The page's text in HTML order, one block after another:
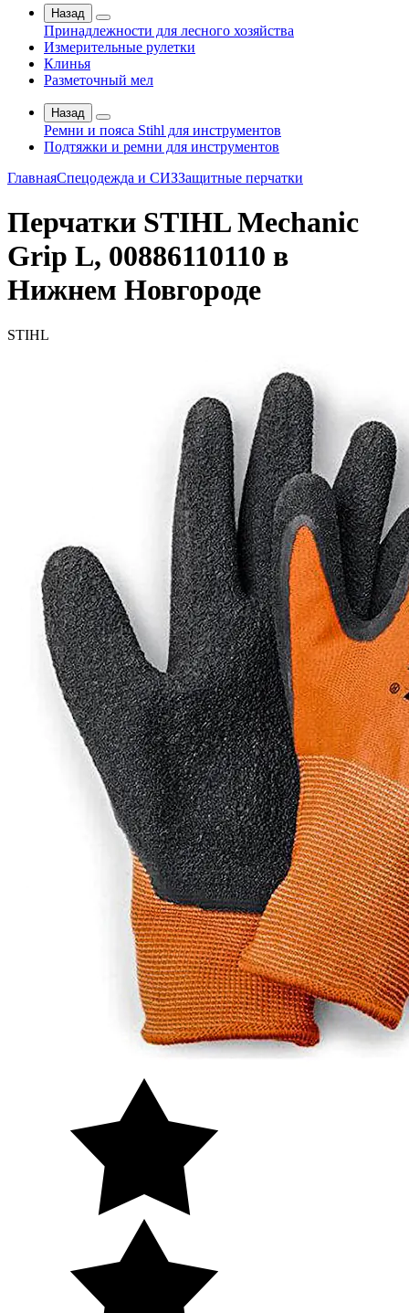
Назад
Принадлежности для лесного хозяйства
Измерительные рулетки
Клинья
Разметочный мел
Назад
Ремни и пояса Stihl для инструментов
Подтяжки и ремни для инструментов
ГлавнаяСпецодежда и СИЗЗащитные перчатки
Перчатки STIHL Mechanic
Grip L, 00886110110 в
Нижнем Новгороде
STIHL